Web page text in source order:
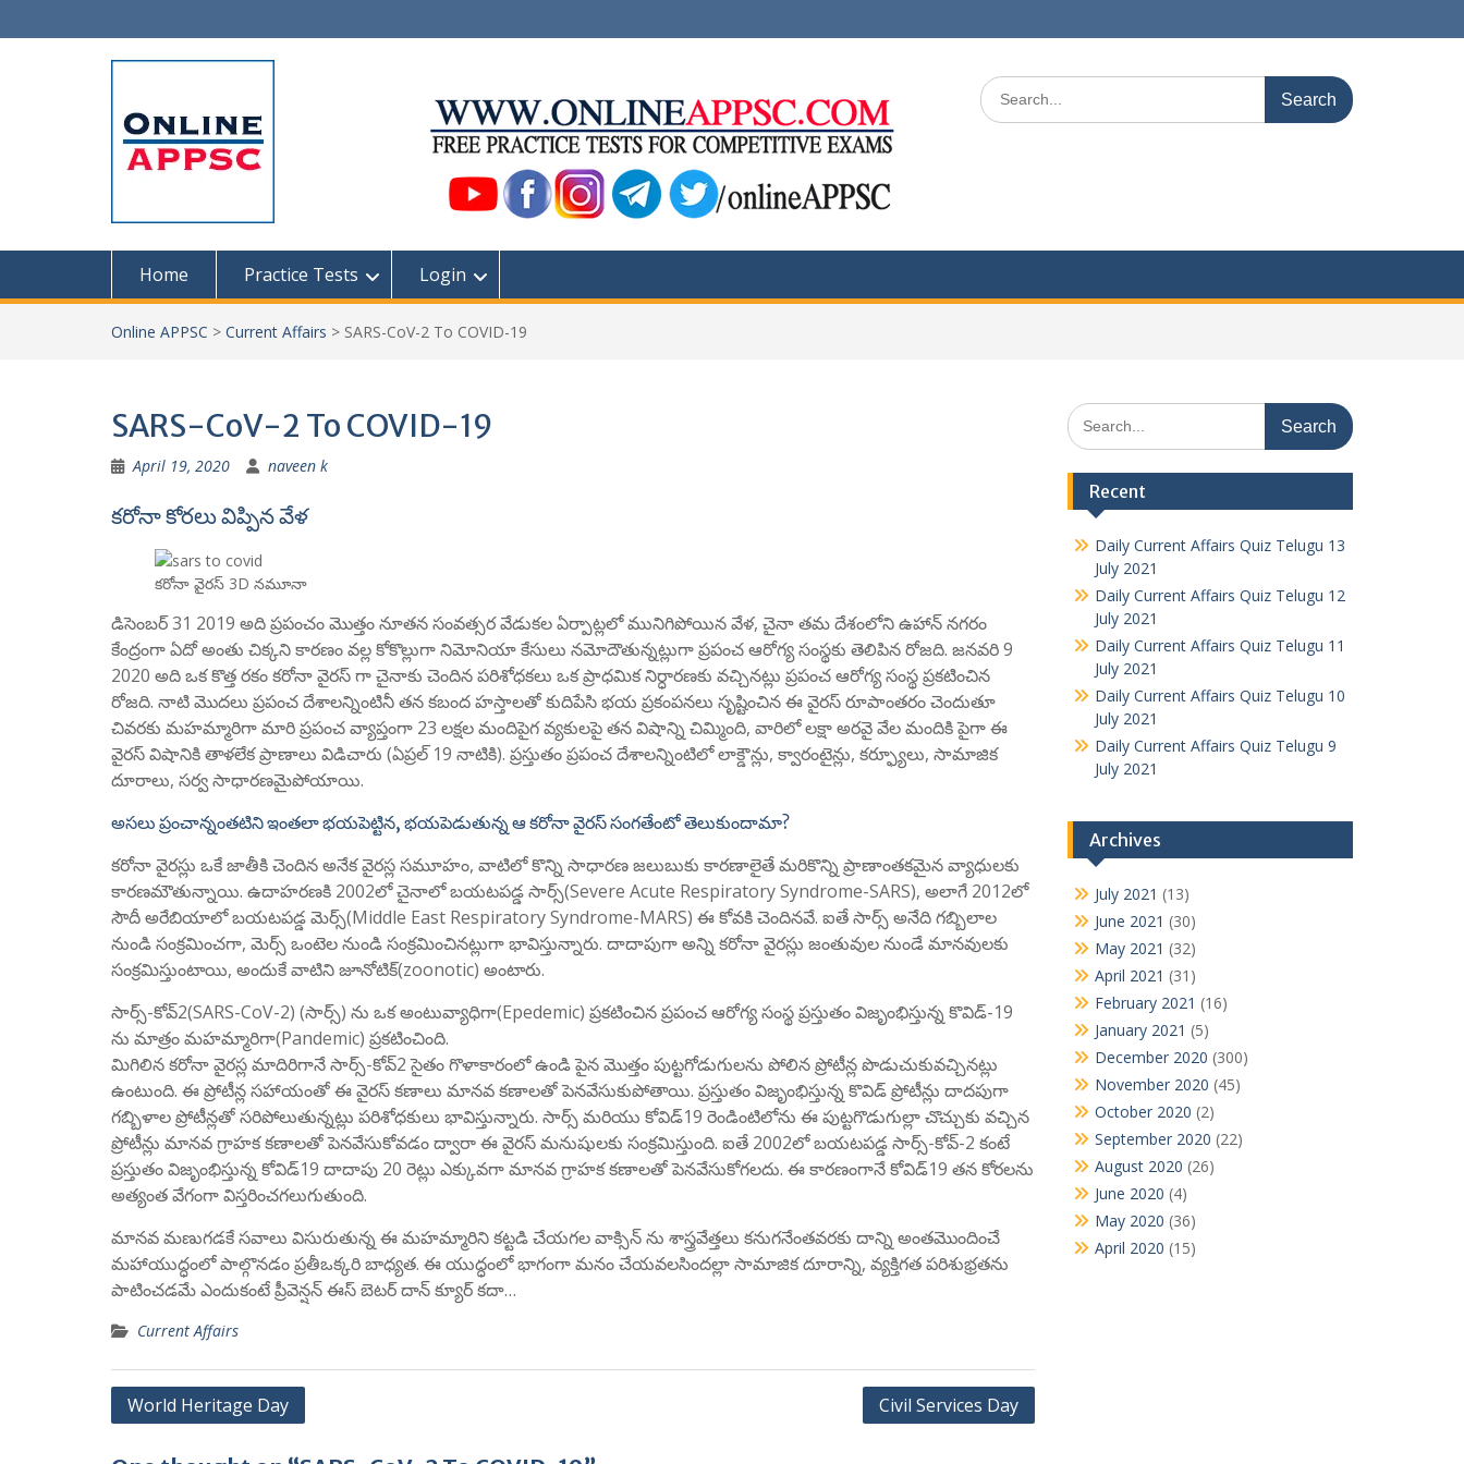
to
Search
for:
Home Practice Tests Login
Online APPSC > Current Affairs > SARS-CoV-2 To COVID-19
SARS-CoV-2 To COVID-19
April 19, 2020 naveen k
కరోనా కోరలు విప్పిన వేళ
కరోనా వైరస్ 3D నమూనా
డిసెంబర్ 31 2019 అది ప్రపంచం మొత్తం నూతన సంవత్సర వేడుకల ఏర్పాట్లలో మునిగిపోయిన వేళ, చైనా తమ దేశంలోని ఉహాన్ నగరం
కేంద్రంగా ఏదో అంతు చిక్కని కారణం వల్ల కోకొల్లుగా నిమోనియా కేసులు నమోదౌతున్నట్లుగా ప్రపంచ ఆరోగ్య సంస్థకు తెలిపిన రోజది. జనవరి 9
2020 అది ఒక కొత్త రకం కరోనా వైరస్ గా చైనాకు చెందిన పరిశోధకలు ఒక ప్రాధమిక నిర్ధారణకు వచ్చినట్లు ప్రపంచ ఆరోగ్య సంస్థ ప్రకటించిన
రోజది. నాటి మొదలు ప్రపంచ దేశాలన్నింటినీ తన కబంద హస్తాలతో కుదిపేసి భయ ప్రకంపనలు సృష్టించిన ఈ వైరస్ రూపాంతరం చెందుతూ
చివరకు మహమ్మారిగా మారి ప్రపంచ వ్యాప్తంగా 23 లక్షల మందిపైగ వ్యకులపై తన విషాన్ని చిమ్మింది, వారిలో లక్షా అరవై వేల మందికి పైగా ఈ
వైరస్ విషానికి తాళలేక ప్రాణాలు విడిచారు (ఏప్రల్ 19 నాటికి). ప్రస్తుతం ప్రపంచ దేశాలన్నింటిలో లాక్డౌన్లు, క్వారంటైన్లు, కర్ఫ్యూలు, సామాజిక
దూరాలు, సర్వ సాధారణమైపోయాయి.
అసలు ప్రంచాన్నంతటిని ఇంతలా భయపెట్టిన, భయపెడుతున్న ఆ కరోనా వైరస్ సంగతేంటో తెలుకుందామా?
కరోనా వైరస్లు ఒకే జాతీకి చెందిన అనేక వైరస్ల సమూహం, వాటిలో కొన్ని సాధారణ జలుబుకు కారణాలైతే మరికొన్ని ప్రాణాంతకమైన వ్యాధులకు
కారణమౌతున్నాయి. ఉదాహరణకి 2002లో చైనాలో బయటపడ్డ సార్స్(Severe Acute Respiratory Syndrome-SARS), అలాగే 2012లో
సౌదీ అరేబియాలో బయటపడ్డ మెర్స్(Middle East Respiratory Syndrome-MARS) ఈ కోవకి చెందినవే. ఐతే సార్స్ అనేది గబ్బిలాల
నుండి సంక్రమించగా, మెర్స్ ఒంటెల నుండి సంక్రమించినట్లుగా భావిస్తున్నారు. దాదాపుగా అన్ని కరోనా వైరస్లు జంతువుల నుండే మానవులకు
సంక్రమిస్తుంటాయి, అందుకే వాటిని జూనోటిక్(zoonotic) అంటారు.
సార్స్-కోవ్2(SARS-CoV-2) (సార్స్) ను ఒక అంటువ్యాధిగా(Epedemic) ప్రకటించిన ప్రపంచ ఆరోగ్య సంస్థ ప్రస్తుతం విజృంభిస్తున్న కొవిడ్-19
ను మాత్రం మహమ్మారిగా(Pandemic) ప్రకటించింది.
మిగిలిన కరోనా వైరస్ల మాదిరిగానే సార్స్-కోవ్2 సైతం గొళాకారంలో ఉండి పైన మొత్తం పుట్టగోడుగులను పోలిన ప్రోటీన్ల పొడుచుకువచ్చినట్లు
ఉంటుంది. ఈ ప్రోటీన్ల సహాయంతో ఈ వైరస్ కణాలు మానవ కణాలతో పెనవేసుకుపోతాయి. ప్రస్తుతం విజృంభిస్తున్న కొవిడ్ ప్రోటీన్లు దాదపుగా
గబ్బిళాల ప్రోటీన్లతో సరిపోలుతున్నట్లు పరిశోధకులు భావిస్తున్నారు. సార్స్ మరియు కోవిడ్19 రెండింటిలోను ఈ పుట్టగొడుగుల్లా చొచ్చుకు వచ్చిన
ప్రోటీన్లు మానవ గ్రాహక కణాలతో పెనవేసుకోవడం ద్వారా ఈ వైరస్ మనుషులకు సంక్రమిస్తుంది. ఐతే 2002లో బయటపడ్డ సార్స్-కోవ్-2 కంటే
ప్రస్తుతం విజృంభిస్తున్న కోవిడ్19 దాదాపు 20 రెట్లు ఎక్కువగా మానవ గ్రాహక కణాలతో పెనవేసుకోగలదు. ఈ కారణంగానే కోవిడ్19 తన కోరలను
అత్యంత వేగంగా విస్తరించగలుగుతుంది.
మానవ మణుగడకే సవాలు విసురుతున్న ఈ మహమ్మారిని కట్టడి చేయగల వాక్సిన్ ను శాస్త్రవేత్తలు కనుగనేంతవరకు దాన్ని అంతమొందించే
మహాయుద్ధంలో పాల్గొనడం ప్రతీఒక్కరి బాధ్యత. ఈ యుద్ధంలో భాగంగా మనం చేయవలసిందల్లా సామాజిక దూరాన్ని, వ్యక్తిగత పరిశుభ్రతను
పాటించడమే ఎందుకంటే ప్రీవెన్షన్ ఈస్ బెటర్ దాన్ క్యూర్ కదా…
Current Affairs
Post
World Heritage Day Civil Services Day
Search
for:
Recent
Daily Current Affairs Quiz Telugu 13
July 2021
Daily Current Affairs Quiz Telugu 12
July 2021
Daily Current Affairs Quiz Telugu 11
July 2021
Daily Current Affairs Quiz Telugu 10
July 2021
Daily Current Affairs Quiz Telugu 9
July 2021
Archives
July 2021 (13)
June 2021 (30)
May 2021 (32)
April 2021 (31)
February 2021 (16)
January 2021 (5)
December 2020 (300)
November 2020 (45)
October 2020 (2)
September 2020 (22)
August 2020 (26)
June 2020 (4)
May 2020 (36)
April 2020 (15)